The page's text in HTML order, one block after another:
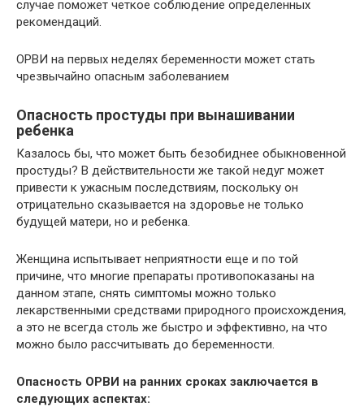
случае поможет четкое соблюдение определенных
рекомендаций.
ОРВИ на первых неделях беременности может стать
чрезвычайно опасным заболеванием
Опасность простуды при вынашивании
ребенка
Казалось бы, что может быть безобиднее обыкновенной
простуды? В действительности же такой недуг может
привести к ужасным последствиям, поскольку он
отрицательно сказывается на здоровье не только
будущей матери, но и ребенка.
Женщина испытывает неприятности еще и по той
причине, что многие препараты противопоказаны на
данном этапе, снять симптомы можно только
лекарственными средствами природного происхождения,
а это не всегда столь же быстро и эффективно, на что
можно было рассчитывать до беременности.
Опасность ОРВИ на ранних сроках заключается в
следующих аспектах: